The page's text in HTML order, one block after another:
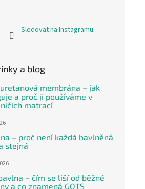
Sledovat na Instagramu
a blog
membrána – jak
a proč ji používáme v
matrací
– proč není každá bavlněná
stejná
– čím se liší od běžné
a co znamená GOTS